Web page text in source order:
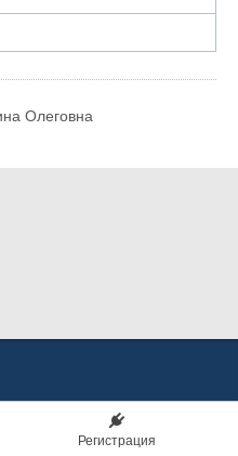
Олеговна
Регистрация